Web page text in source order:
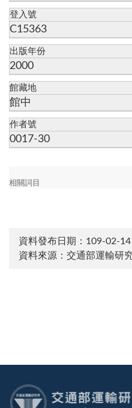
登入號
C15363
出版年份
2000
館藏地
館中
作者號
0017-30
相關詞目
資料發布日期：109-02-14
資料來源：交通部運輸研